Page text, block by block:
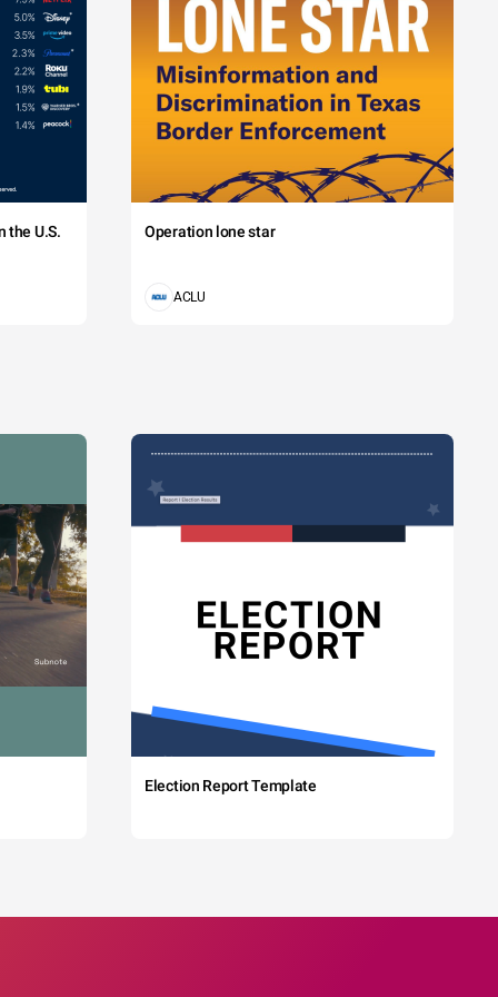
the U.S. Operation lone star
ACLU
Election Report Template